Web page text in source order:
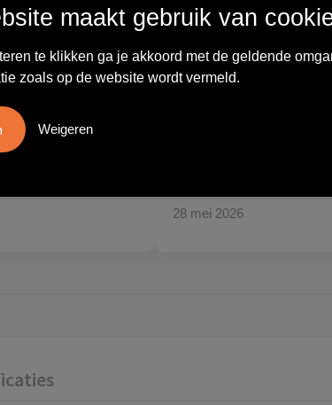
Wat anderen zeggen
Relatie
was
we w..."
28 mei 2026
maakt gebruik van
te klikken ga je akkoord met de geldende
zoals op de website wordt vermeld.
Weigeren